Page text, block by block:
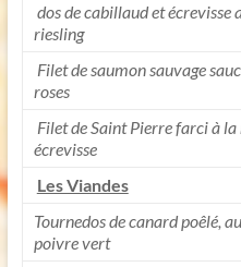
dos de cabillaud et écrevisse
Filet de saumon sauvage
roses
Filet de Saint Pierre farci à la
écrevisse
Les Viandes
Tournedos de canard poêlé,
poivre vert